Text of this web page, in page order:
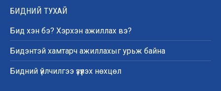
БИДНИЙ ТУХАЙ
Бид хэн бэ? Хэрхэн ажиллах вэ?
Бидэнтэй хамтарч ажиллахыг урьж байна
Бидний үйлчилгээ үзүүлэх нөхцөл